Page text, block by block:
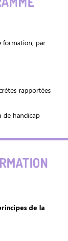
formation, par
rapportées
de handicap
de la